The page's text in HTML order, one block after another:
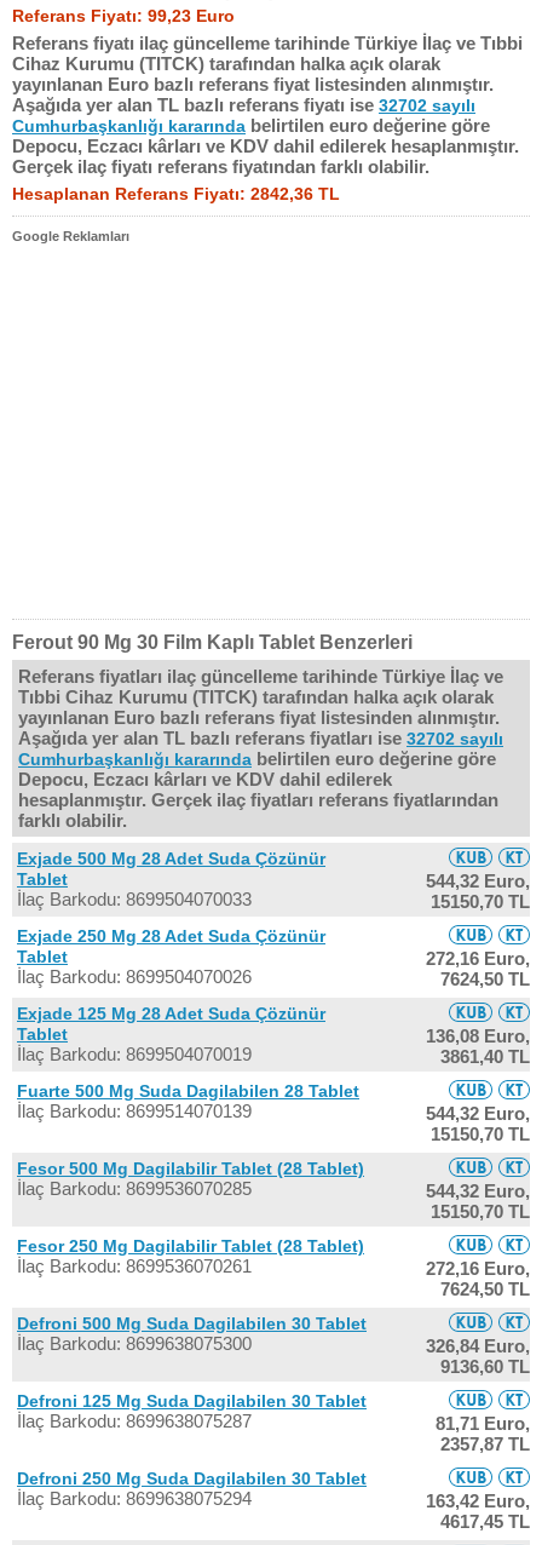
Referans Fiyatı: 99,23 Euro
Referans fiyatı ilaç güncelleme tarihinde Türkiye İlaç ve Tıbbi
Cihaz Kurumu (TITCK) tarafından halka açık olarak
yayınlanan Euro bazlı referans fiyat listesinden alınmıştır.
Aşağıda yer alan TL bazlı referans fiyatı ise 32702 sayılı
Cumhurbaşkanlığı kararında belirtilen euro değerine göre
Depocu, Eczacı kârları ve KDV dahil edilerek hesaplanmıştır.
Gerçek ilaç fiyatı referans fiyatından farklı olabilir.
Hesaplanan Referans Fiyatı: 2842,36 TL
Google Reklamları
Ferout 90 Mg 30 Film Kaplı Tablet Benzerleri
Referans fiyatları ilaç güncelleme tarihinde Türkiye İlaç ve
Tıbbi Cihaz Kurumu (TITCK) tarafından halka açık olarak
yayınlanan Euro bazlı referans fiyat listesinden alınmıştır.
Aşağıda yer alan TL bazlı referans fiyatları ise 32702 sayılı
Cumhurbaşkanlığı kararında belirtilen euro değerine göre
Depocu, Eczacı kârları ve KDV dahil edilerek
hesaplanmıştır. Gerçek ilaç fiyatları referans fiyatlarından
farklı olabilir.
Exjade 500 Mg 28 Adet Suda Çözünür
Tablet
İlaç Barkodu: 8699504070033
544,32 Euro,
15150,70 TL
Exjade 250 Mg 28 Adet Suda Çözünür
Tablet
İlaç Barkodu: 8699504070026
272,16 Euro,
7624,50 TL
Exjade 125 Mg 28 Adet Suda Çözünür
Tablet
İlaç Barkodu: 8699504070019
136,08 Euro,
3861,40 TL
Fuarte 500 Mg Suda Dagilabilen 28 Tablet
İlaç Barkodu: 8699514070139
544,32 Euro,
15150,70 TL
Fesor 500 Mg Dagilabilir Tablet (28 Tablet)
İlaç Barkodu: 8699536070285
544,32 Euro,
15150,70 TL
Fesor 250 Mg Dagilabilir Tablet (28 Tablet)
İlaç Barkodu: 8699536070261
272,16 Euro,
7624,50 TL
Defroni 500 Mg Suda Dagilabilen 30 Tablet
İlaç Barkodu: 8699638075300
326,84 Euro,
9136,60 TL
Defroni 125 Mg Suda Dagilabilen 30 Tablet
İlaç Barkodu: 8699638075287
81,71 Euro,
2357,87 TL
Defroni 250 Mg Suda Dagilabilen 30 Tablet
İlaç Barkodu: 8699638075294
163,42 Euro,
4617,45 TL